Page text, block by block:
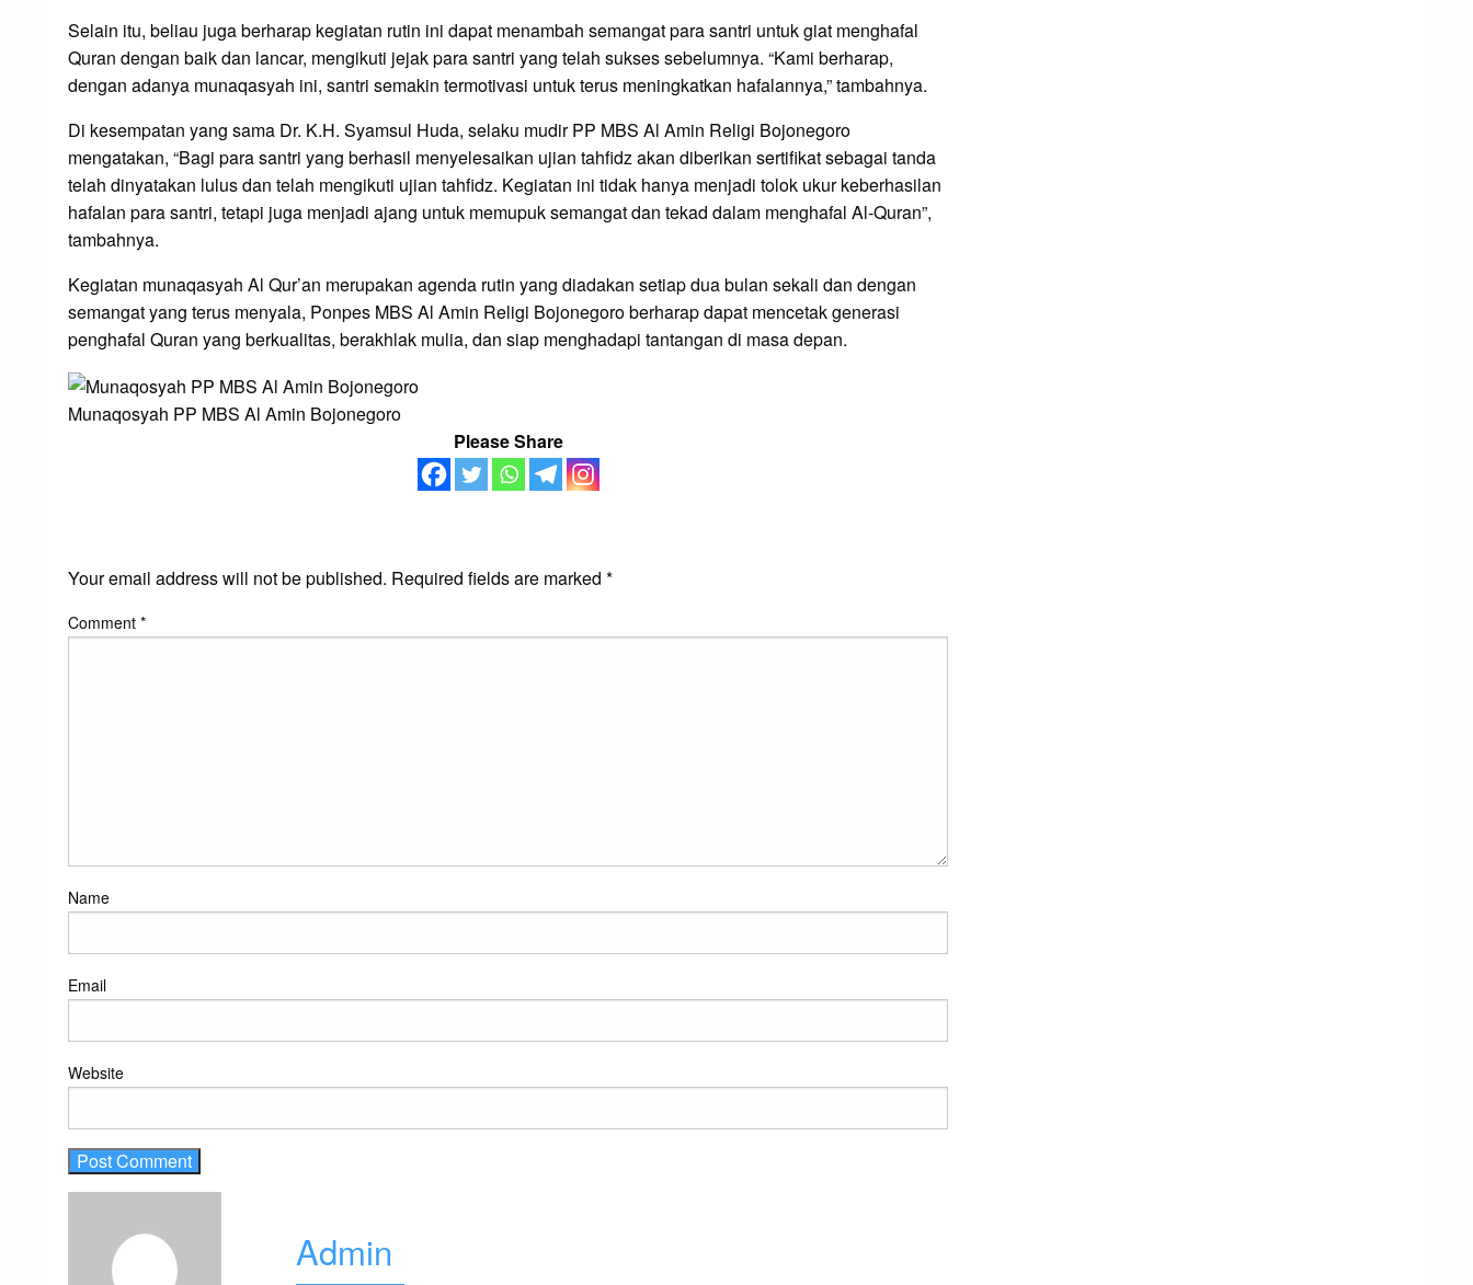
Selain itu, beliau juga berharap kegiatan rutin ini dapat menambah semangat para santri untuk giat menghafal
Quran dengan baik dan lancar, mengikuti jejak para santri yang telah sukses sebelumnya. “Kami berharap,
dengan adanya munaqasyah ini, santri semakin termotivasi untuk terus meningkatkan hafalannya,” tambahnya.
Di kesempatan yang sama Dr. K.H. Syamsul Huda, selaku mudir PP MBS Al Amin Religi Bojonegoro
mengatakan, “Bagi para santri yang berhasil menyelesaikan ujian tahfidz akan diberikan sertifikat sebagai tanda
telah dinyatakan lulus dan telah mengikuti ujian tahfidz. Kegiatan ini tidak hanya menjadi tolok ukur keberhasilan
hafalan para santri, tetapi juga menjadi ajang untuk memupuk semangat dan tekad dalam menghafal Al-Quran”,
tambahnya.
Kegiatan munaqasyah Al Qur’an merupakan agenda rutin yang diadakan setiap dua bulan sekali dan dengan
semangat yang terus menyala, Ponpes MBS Al Amin Religi Bojonegoro berharap dapat mencetak generasi
penghafal Quran yang berkualitas, berakhlak mulia, dan siap menghadapi tantangan di masa depan.
Munaqosyah PP MBS Al Amin Bojonegoro
Please Share
Your email address will not be published. Required fields are marked *
Comment *
Name
Email
Website
Admin